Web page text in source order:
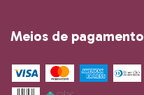
Meios de pagamento